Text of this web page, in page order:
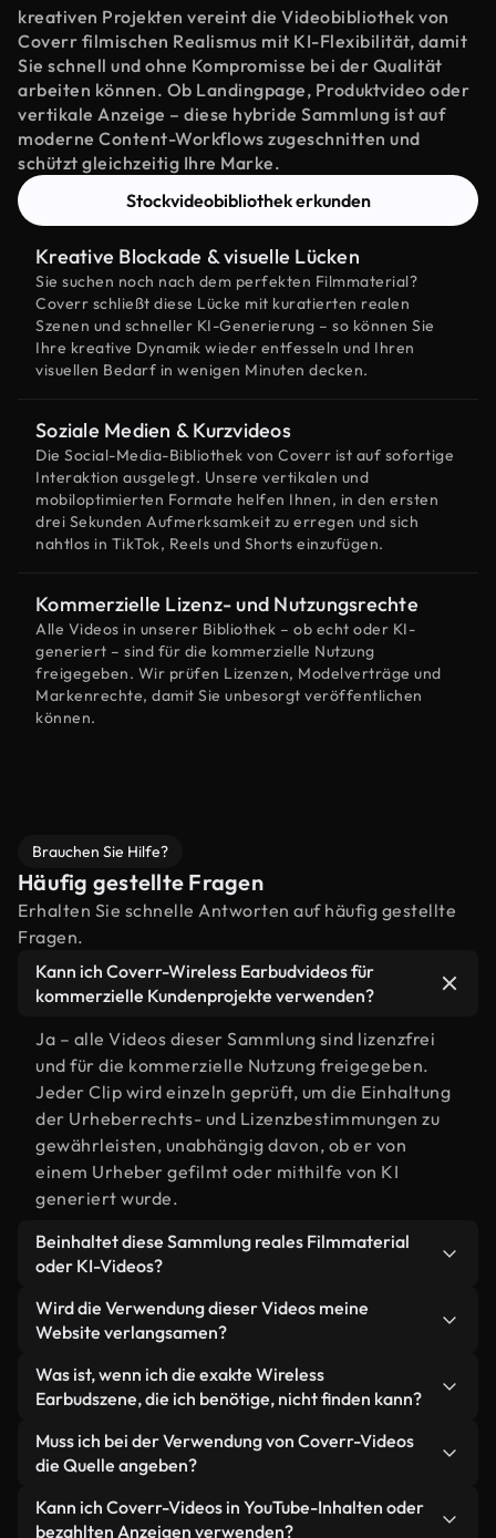
kreativen Projekten vereint die Videobibliothek von
Coverr filmischen Realismus mit KI-Flexibilität, damit
Sie schnell und ohne Kompromisse bei der Qualität
arbeiten können. Ob Landingpage, Produktvideo oder
vertikale Anzeige – diese hybride Sammlung ist auf
moderne Content-Workflows zugeschnitten und
schützt gleichzeitig Ihre Marke.
Stockvideobibliothek erkunden
Kreative Blockade & visuelle Lücken
Sie suchen noch nach dem perfekten Filmmaterial?
Coverr schließt diese Lücke mit kuratierten realen
Szenen und schneller KI-Generierung – so können Sie
Ihre kreative Dynamik wieder entfesseln und Ihren
visuellen Bedarf in wenigen Minuten decken.
Soziale Medien & Kurzvideos
Die Social-Media-Bibliothek von Coverr ist auf sofortige
Interaktion ausgelegt. Unsere vertikalen und
mobiloptimierten Formate helfen Ihnen, in den ersten
drei Sekunden Aufmerksamkeit zu erregen und sich
nahtlos in TikTok, Reels und Shorts einzufügen.
Kommerzielle Lizenz- und Nutzungsrechte
Alle Videos in unserer Bibliothek – ob echt oder KI-
generiert – sind für die kommerzielle Nutzung
freigegeben. Wir prüfen Lizenzen, Modelverträge und
Markenrechte, damit Sie unbesorgt veröffentlichen
können.
Brauchen Sie Hilfe?
Häufig gestellte Fragen
Erhalten Sie schnelle Antworten auf häufig gestellte
Fragen.
Kann ich Coverr-Wireless Earbudvideos für
kommerzielle Kundenprojekte verwenden?
Ja – alle Videos dieser Sammlung sind lizenzfrei
und für die kommerzielle Nutzung freigegeben.
Jeder Clip wird einzeln geprüft, um die Einhaltung
der Urheberrechts- und Lizenzbestimmungen zu
gewährleisten, unabhängig davon, ob er von
einem Urheber gefilmt oder mithilfe von KI
generiert wurde.
Beinhaltet diese Sammlung reales Filmmaterial
oder KI-Videos?
Beides. Es handelt sich um eine Hybridbibliothek
aus realen, von Menschen aufgenommenen
KI-generierten Videos. Jedes Video ist eindeutig
beschriftet, sodass Sie immer wissen, was Sie
verwenden.
Wird die Verwendung dieser Videos meine
Website verlangsamen?
Nicht, wenn Sie unsere optimierten Versionen
wählen. Wir bieten schlanke, webfähige Formate,
wurden – so bleibt die Qualität hoch, während
gleichzeitig die Ladezeiten minimiert und
Kennzahlen wie LCP verbessert werden.
Was ist, wenn ich die exakte Wireless
Earbudszene, die ich benötige, nicht finden kann?
Mit Coverr AI Studio erstellen Sie im
Handumdrehen ein solches Video. Beschreiben Sie
bei Sonnenuntergang" – und das Studio generiert
Muss ich bei der Verwendung von Coverr-Videos
die Quelle angeben?
Eine Namensnennung ist nicht erforderlich. Alle
Videos in unserer Stockbibliothek sind lizenzfrei
Kann ich Coverr-Videos in YouTube-Inhalten oder
bezahlten Anzeigen verwenden?